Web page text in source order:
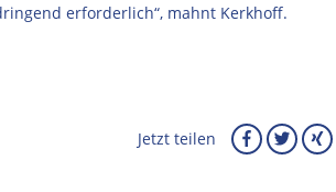
erforderlich“, mahnt Kerkhoff.
Jetzt teilen